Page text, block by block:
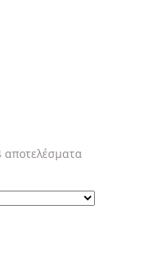
αποτελέσματαSorted
by